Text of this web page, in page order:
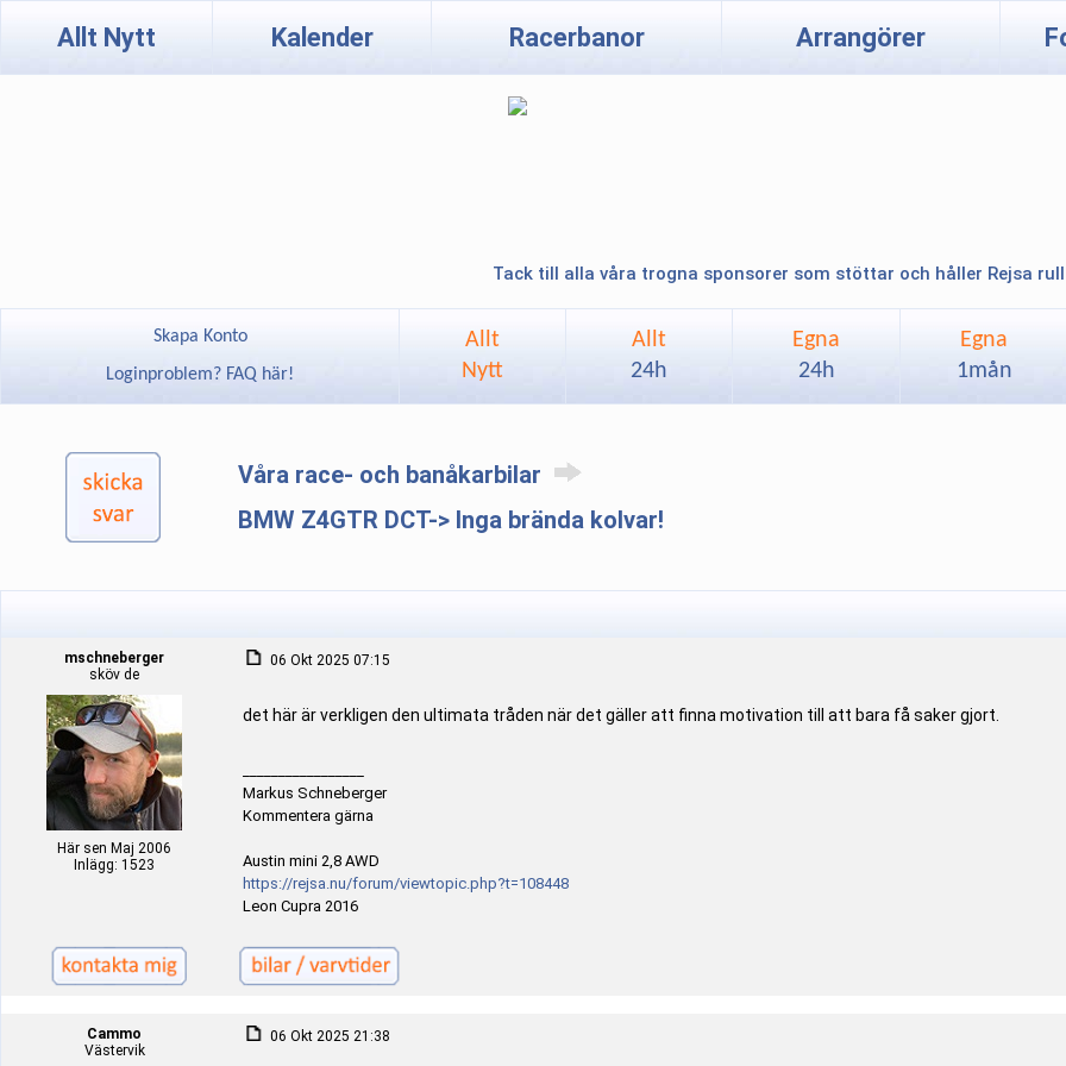
Allt Nytt Kalender Racerbanor Arrangörer
Tack till alla våra trogna sponsorer som stöttar och håller Rejsa
Skapa Konto
Loginproblem? FAQ här!
Allt
Nytt
Allt
24h
Egna
24h
Egna
1mån
Våra race- och banåkarbilar
BMW Z4GTR DCT-> Inga brända kolvar!
mschneberger
sköv de
Här sen Maj 2006
Inlägg: 1523
06 Okt 2025 07:15
det här är verkligen den ultimata tråden när det gäller att finna motivation till att bara få saker gjort.
Markus Schneberger
Kommentera gärna
Austin mini 2,8 AWD
https://rejsa.nu/forum/viewtopic.php?t=108448
Leon Cupra 2016
Cammo
Västervik
06 Okt 2025 21:38